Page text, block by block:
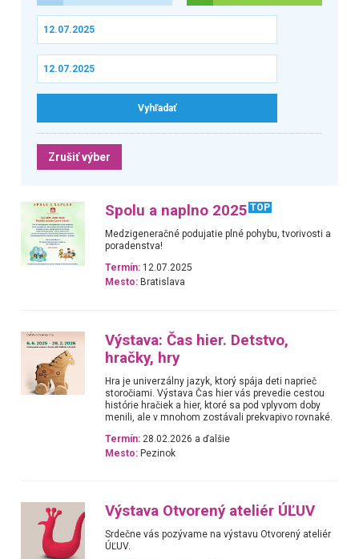
Zrušiť výber
Spolu a naplno 2025 TOP
Medzigeneračné podujatie plné pohybu, tvorivosti a
poradenstva!
Termín: 12.07.2025
Mesto: Bratislava
Výstava: Čas hier. Detstvo,
hračky, hry
Hra je univerzálny jazyk, ktorý spája deti naprieč
storočiami. Výstava Čas hier vás prevedie cestou
histórie hračiek a hier, ktoré sa pod vplyvom doby
menili, ale v mnohom zostávali prekvapivo rovnaké.
Termín: 28.02.2026 a ďalšie
Mesto: Pezinok
Výstava Otvorený ateliér ÚĽUV
Srdečne vás pozývame na výstavu Otvorený ateliér
ÚĽUV.